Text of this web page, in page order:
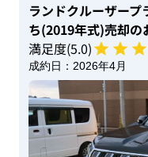
ランドクルーザープ
ち(2019年式)売却の
満足度(5.0)
成約日： 2026年4月